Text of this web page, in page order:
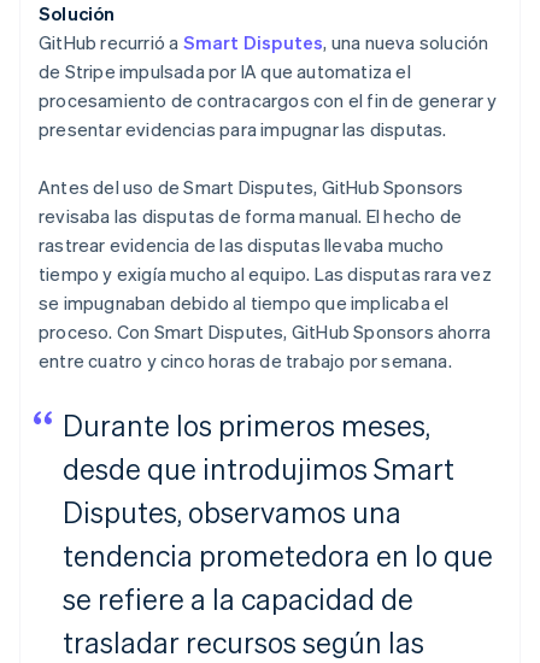
Solución
GitHub recurrió a Smart Disputes, una nueva solución
de Stripe impulsada por IA que automatiza el
procesamiento de contracargos con el fin de generar y
presentar evidencias para impugnar las disputas.
Antes del uso de Smart Disputes, GitHub Sponsors
revisaba las disputas de forma manual. El hecho de
rastrear evidencia de las disputas llevaba mucho
tiempo y exigía mucho al equipo. Las disputas rara vez
se impugnaban debido al tiempo que implicaba el
proceso. Con Smart Disputes, GitHub Sponsors ahorra
entre cuatro y cinco horas de trabajo por semana.
Durante los primeros meses,
desde que introdujimos Smart
Disputes, observamos una
tendencia prometedora en lo que
se refiere a la capacidad de
trasladar recursos según las
Deutsch
Bélgica
NederlandsFrançaisDeutschEnglish
Brasil
Português English
Canadá
EnglishFrançais
China continental
English
Chipre
English
Croacia
EnglishItaliano
Emiratos Árabes Unidos
English
Eslovaquia
English
Eslovenia
English Italiano
España
Español English
Estados Unidos